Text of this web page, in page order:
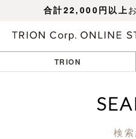
合計22,000円以上
TRION
検